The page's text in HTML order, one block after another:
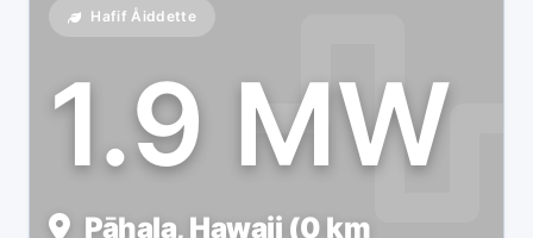
Hafif Åiddette
1.9 MW
Pāhala, Hawaii (0 km